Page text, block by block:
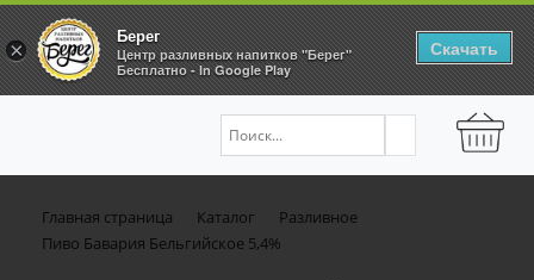
Главная страница Каталог
Разливное
Пиво Бавария Бельгийское 5,4%
×
Берег
Центр разливных напитков "Берег"
Бесплатно - In Google Play
Скачать